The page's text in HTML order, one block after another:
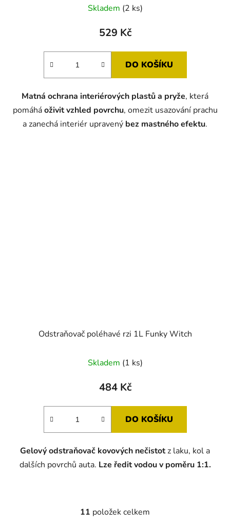
Skladem (2 ks)
529 Kč
DO KOŠÍKU
Matná ochrana interiérových plastů a pryže, která
pomáháoživit vzhled povrchu, omezit usazování prachu
a zanechá interiér upravený bez mastného efektu.
Odstraňovač poléhavé rzi 1L Funky Witch
Skladem (1 ks)
484 Kč
DO KOŠÍKU
Gelový odstraňovač kovových nečistotz laku, kol a
dalších povrchů auta. Lze ředit vodou v poměru 1:1.
O
11 položek celkem